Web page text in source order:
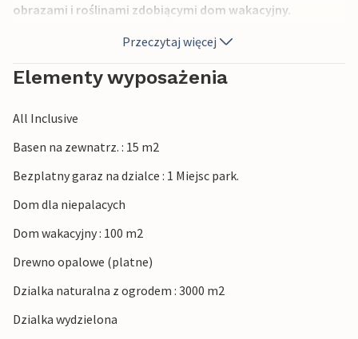
obrazami i roślinami zdobiącymi dom wakacyjny.
gdzie można cieszyć się poranną kawą i zaplanować
wspólny dzień.
się orzeźwić.
odkrywać piękne szlaki turystyczne. Jeśli szukasz przygód,
możesz wybrać się na wycieczkę do Sunview Park. Znajduje
prędkości 100 km/h, która zapewnia mnóstwo zabawy.
Możesz także pojeździć konno i postrzelać z łuku, aby
Baw się dobrze w Andaluzji.
Przeczytaj więcej
Elementy wyposażenia
All Inclusive
Basen na zewnatrz. : 15 m2
Bezplatny garaz na dzialce : 1 Miejsc park.
Dom dla niepalacych
Dom wakacyjny : 100 m2
Drewno opalowe (platne)
Dzialka naturalna z ogrodem : 3000 m2
Dzialka wydzielona